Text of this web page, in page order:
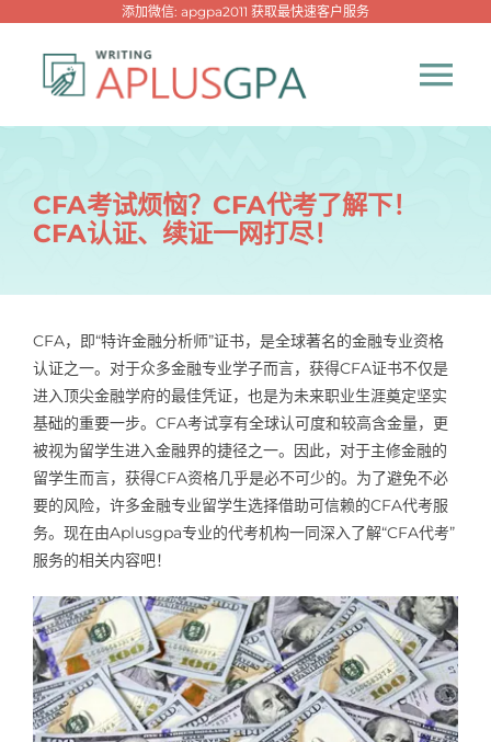
添加微信: apgpa2011 获取最快速客户服务
热门代写
网课专家
代写资讯 New！
Samples
CFA考试烦恼？CFA代考了解下！
CFA认证、续证一网打尽！
CFA，即“特许金融分析师”证书，是全球著名的金融专业资格
认证之一。对于众多金融专业学子而言，获得CFA证书不仅是
进入顶尖金融学府的最佳凭证，也是为未来职业生涯奠定坚实
基础的重要一步。CFA考试享有全球认可度和较高含金量，更
被视为留学生进入金融界的捷径之一。因此，对于主修金融的
留学生而言，获得CFA资格几乎是必不可少的。为了避免不必
要的风险，许多金融专业留学生选择借助可信赖的CFA代考服
务。现在由Aplusgpa专业的代考机构一同深入了解“CFA代考”
服务的相关内容吧！